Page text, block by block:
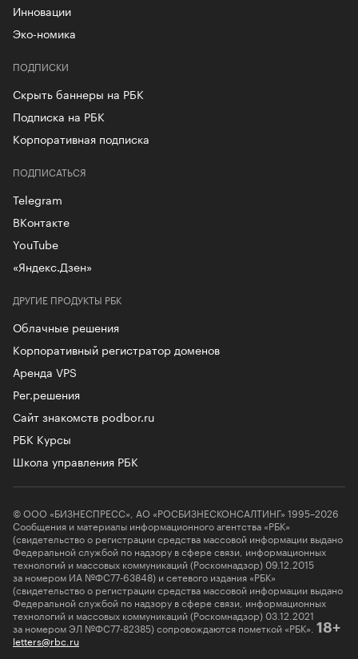
Инновации
Эко-номика
ПОДПИСКИ
Скрыть баннеры на РБК
Подписка на РБК
Корпоративная подписка
ДРУГИЕ ПРОДУКТЫ РБК
Облачные решения
Корпоративный регистратор доменов
Аренда VPS
Рег.решения
Сайт знакомств podbor.ru
РБК Курсы
Школа управления РБК
ПОДПИСАТЬСЯ
Telegram
ВКонтакте
YouTube
«Яндекс.Дзен»
© ООО «БИЗНЕСПРЕСС», АО «РОСБИЗНЕСКОНСАЛТИНГ» 1995–2026
Сообщения и материалы информационного агентства «РБК»
(свидетельство о регистрации средства массовой информации выдано
Федеральной службой по надзору в сфере связи, информационных
технологий и массовых коммуникаций (Роскомнадзор) 09.12.2015
за номером ИА №ФС77-63848) и сетевого издания «РБК»
(свидетельство о регистрации средства массовой информации выдано
Федеральной службой по надзору в сфере связи, информационных
технологий и массовых коммуникаций (Роскомнадзор) 03.12.2021
за номером ЭЛ №ФС77-82385) сопровождаются пометкой «РБК». 18+
letters@rbc.ru